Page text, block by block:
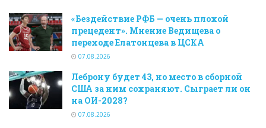
«Бездействие РФБ — очень плохой
прецедент». Мнение Ведищева о
переходе Елатонцева в ЦСКА
07.08.2026
Леброну будет 43, но место в сборной
США за ним сохраняют. Сыграет ли он
на ОИ-2028?
07.08.2026